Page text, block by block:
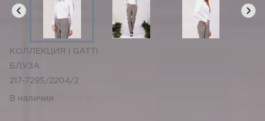
КОЛЛЕКЦИЯ I GATTI
БЛУЗА
217-7295/2204/2
В наличии